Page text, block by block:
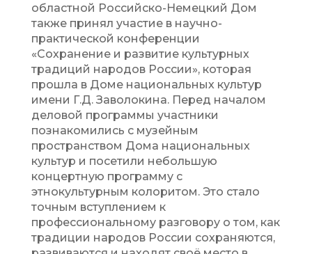
областной Российско-Немецкий Дом
также принял участие в научно-
практической конференции
«Сохранение и развитие культурных
традиций народов России», которая
прошла в Доме национальных культур
имени Г.Д. Заволокина. Перед началом
деловой программы участники
познакомились с музейным
пространством Дома национальных
культур и посетили небольшую
концертную программу с
этнокультурным колоритом. Это стало
точным вступлением к
профессиональному разговору о том, как
традиции народов России сохраняются,